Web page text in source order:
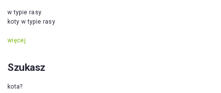
w typie rasy
koty w typie rasy
więcej
Szukasz
kota?